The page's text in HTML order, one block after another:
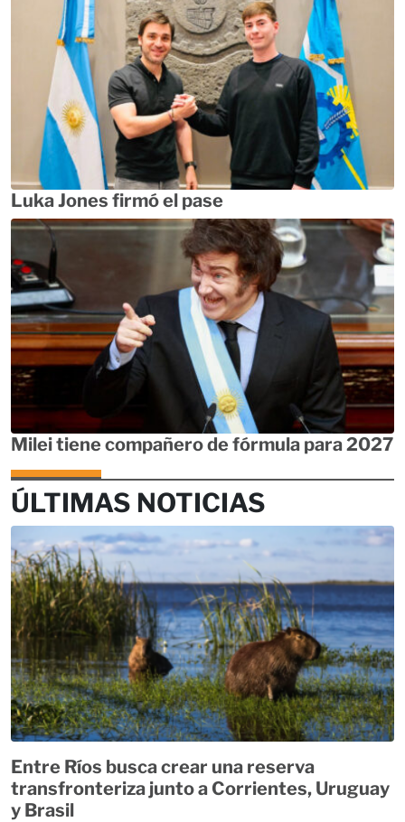
Luka Jones firmó el pase
Milei tiene compañero de fórmula para 2027
ÚLTIMAS NOTICIAS
Entre Ríos busca crear una reserva
transfronteriza junto a Corrientes, Uruguay
y Brasil